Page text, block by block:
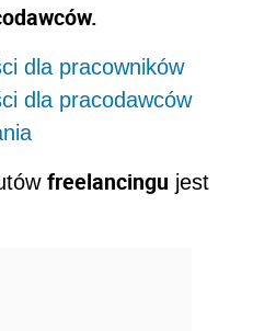
dla pracowników
dla pracodawców
freelancingu jest